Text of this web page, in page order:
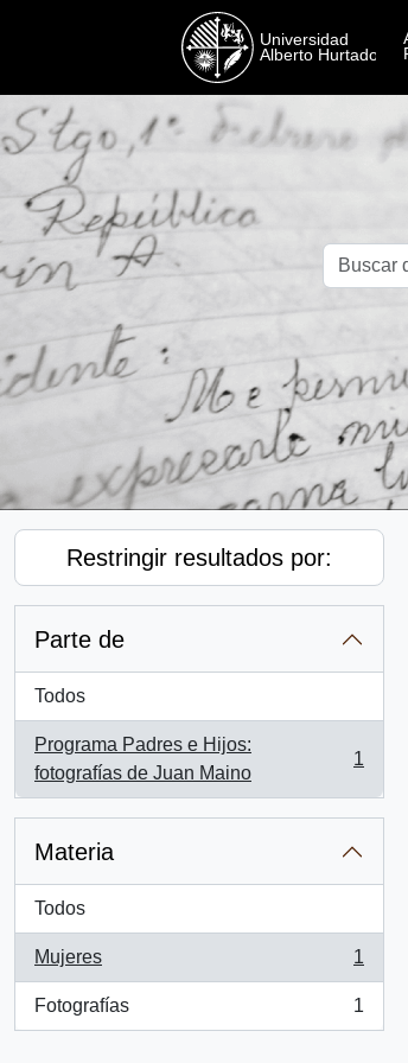
Restringir resultados por:
Parte de
Todos
Programa Padres e Hijos:
fotografías de Juan Maino
, 1 resultados
1
Materia
Todos
Mujeres
, 1 resultados
1
Fotografías
, 1 resultados
1